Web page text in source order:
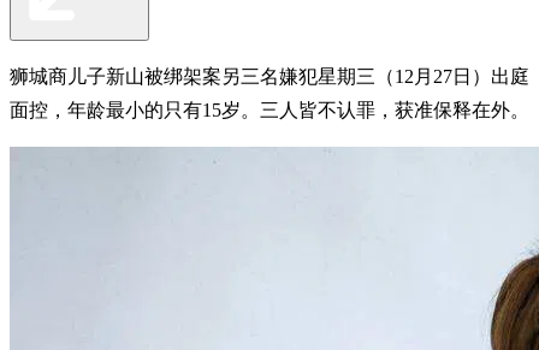
狮城商儿子新山被绑架案另三名嫌犯星期三（12月27日）出庭
面控，年龄最小的只有15岁。三人皆不认罪，获准保释在外。